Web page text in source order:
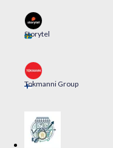
Storytel
Tokmanni Group